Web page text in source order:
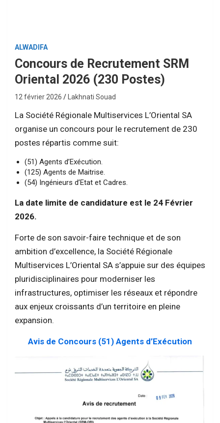
ALWADIFA
Concours de Recrutement SRM
Oriental 2026 (230 Postes)
12 février 2026 Lakhnati Souad
La Société Régionale Multiservices L’Oriental SA
organise un concours pour le recrutement de 230
postes répartis comme suit:
(51) Agents d’Exécution.
(125) Agents de Maitrise.
(54) Ingénieurs d’Etat et Cadres.
La date limite de candidature est le 24 Février
2026.
Forte de son savoir-faire technique et de son
ambition d’excellence, la Société Régionale
Multiservices L’Oriental SA s’appuie sur des équipes
pluridisciplinaires pour moderniser les
infrastructures, optimiser les réseaux et répondre
aux enjeux croissants d’un territoire en pleine
expansion.
Avis de Concours (51) Agents d’Exécution